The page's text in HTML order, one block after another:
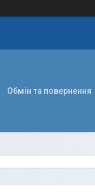
Обмін та повернення